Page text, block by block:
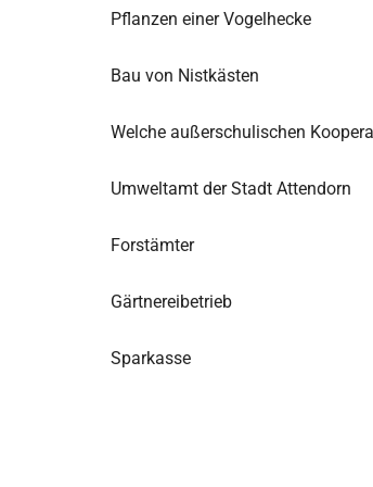
Pflanzen einer Vogelhecke
Bau von Nistkästen
Welche außerschulischen
Umweltamt der Stadt Attendorn
Forstämter
Gärtnereibetrieb
Sparkasse